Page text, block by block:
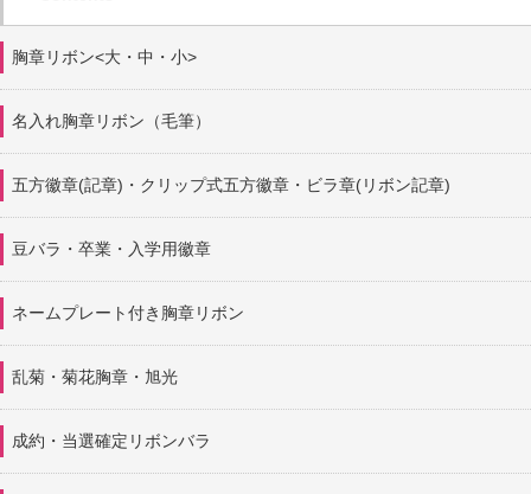
胸章リボン<大・中・小>
名入れ胸章リボン（毛筆）
五方徽章(記章)・ クリップ式五方徽章・ビラ章(リボン記章)
豆バラ・卒業・入学用徽章
ネームプレート付き胸章リボン
乱菊・菊花胸章・旭光
成約・当選確定リボンバラ